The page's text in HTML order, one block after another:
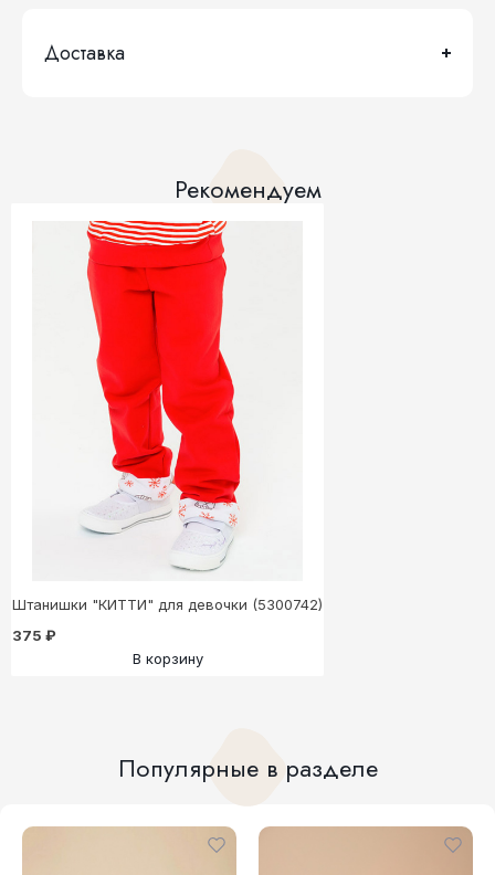
Доставка
Рекомендуем
Штанишки "КИТТИ" для девочки (5300742)
375 ₽
В корзину
Популярные в разделе